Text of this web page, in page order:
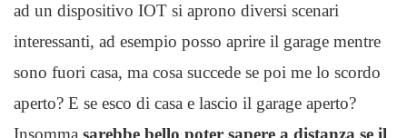
ad un dispositivo IOT si aprono diversi scenari
interessanti, ad esempio posso aprire il garage mentre
sono fuori casa, ma cosa succede se poi me lo scordo
aperto? E se esco di casa e lascio il garage aperto?
Insomma sarebbe bello poter sapere a distanza se il